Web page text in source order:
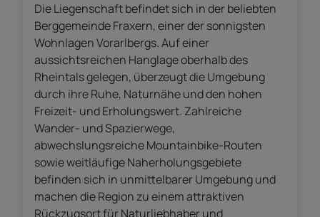
Die Liegenschaft befindet sich in der beliebten
Berggemeinde Fraxern, einer der sonnigsten
Wohnlagen Vorarlbergs. Auf einer
aussichtsreichen Hanglage oberhalb des
Rheintals gelegen, überzeugt die Umgebung
durch ihre Ruhe, Naturnähe und den hohen
Freizeit- und Erholungswert. Zahlreiche
Wander- und Spazierwege,
abwechslungsreiche Mountainbike-Routen
sowie weitläufige Naherholungsgebiete
befinden sich in unmittelbarer Umgebung und
machen die Region zu einem attraktiven
Rückzugsort für Naturliebhaber und